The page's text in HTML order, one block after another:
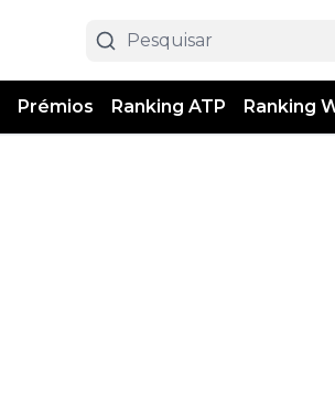
Prémios Ranking ATP Ranking